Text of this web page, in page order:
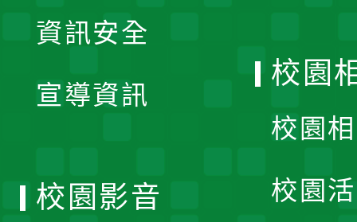
資訊安全
宣導資訊
校園
校園
校園
校園影音